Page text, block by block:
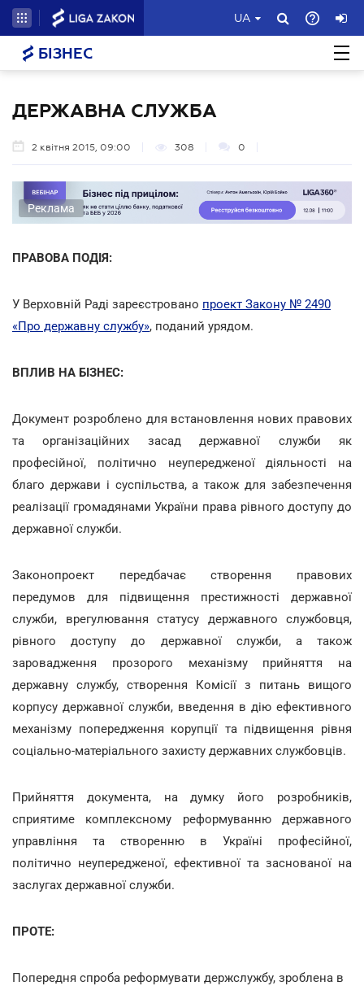
UA
БІЗНЕС
ДЕРЖАВНА СЛУЖБА
2 квітня 2015, 09:00 308 0
Реклама
ПРАВОВА ПОДІЯ:
У Верховній Раді зареєстровано проект Закону № 2490
«Про державну службу», поданий урядом.
ВПЛИВ НА БІЗНЕС:
Документ розроблено для встановлення нових правових
та організаційних засад державної служби як
професійної, політично неупередженої діяльності на
благо держави і суспільства, а також для забезпечення
реалізації громадянами України права рівного доступу до
державної служби.
Законопроект передбачає створення правових
передумов для підвищення престижності державної
служби, врегулювання статусу державного службовця,
рівного доступу до державної служби, а також
заровадження прозорого механізму прийняття на
державну службу, створення Комісії з питань вищого
корпусу державної служби, введення в дію ефективного
механізму попередження корупції та підвищення рівня
соціально-матеріального захисту державних службовців.
Прийняття документа, на думку його розробників,
сприятиме комплексному реформуванню державного
управління та створенню в Україні професійної,
політично неупередженої, ефективної та заснованої на
заслугах державної служби.
ПРОТЕ:
Попередня спроба реформувати держслужбу, зроблена в